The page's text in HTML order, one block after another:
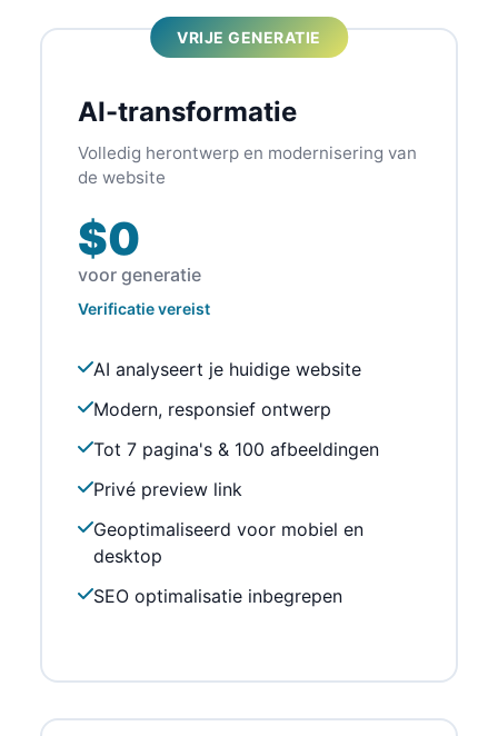
VRIJE GENERATIE
AI-transformatie
Volledig herontwerp en modernisering van
de website
$0
voor generatie
Verificatie vereist
AI analyseert je huidige website
Modern, responsief ontwerp
Tot 7 pagina's & 100 afbeeldingen
Privé preview link
Geoptimaliseerd voor mobiel en
desktop
SEO optimalisatie inbegrepen